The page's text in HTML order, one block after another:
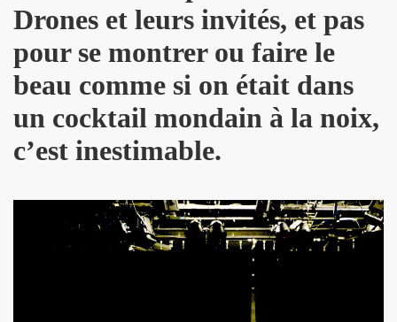
Drones et leurs invités, et pas
pour se montrer ou faire le
beau comme si on était dans
un cocktail mondain à la noix,
c’est inestimable.
+ ICI PARIS le 14 novembre 2013 au TRIANON (Paris)
VS CHINA GIRL" le 3 octobre 2013 aux TROIS
CHRISTOPHE MAE au PALAIS DES SPORTS 2013
Canaries (juillet 2013).
dans "PARIS MONTMARTRE" (ete 2013).
au TRIANON (avec MICK JONES) et le 12 juillet 2013
le 7 juin 2005 a L'OLYMPIA : compte rendu.
au THEATRE DU PETIT SAINT MARTIN (Paris) :
DU SINGE") le 28 juin 2013 au PALAIS DES